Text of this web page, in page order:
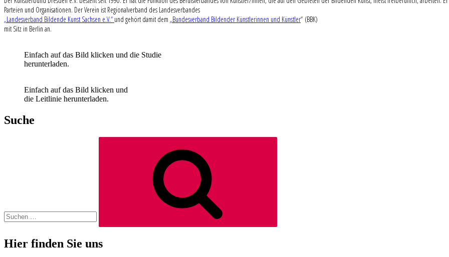
Parteien und Organisationen. Der Verein ist Regionalverband des Landesverbandes
„Landesverband Bildende Kunst Sachsen e.V.“ und gehört damit dem „Bundesverband Bildender Künstlerinnen und Künstler“ (BBK)
mit Sitz in Berlin an.
Einfach auf das Bild klicken und die Studie
herunterladen.
Einfach auf das Bild klicken und
die Leitlinie herunterladen.
Suche
Hier finden Sie uns